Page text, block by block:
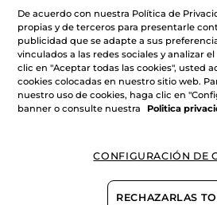
Mini frasco 5 ml
- 28 colores
(986)
9,90€
2 X 1: Maquillaje
Mini
2 X
De acuerdo con nuestra Política de
propias y de terceros para presentarle
publicidad que se adapte a sus
vinculados a las redes sociales y analizar
clic en "Aceptar todas las cookies", usted
cookies colocadas en nuestro sitio web.
nuestro uso de cookies, haga clic en
banner o consulte nuestra
Politica
CONFIGURACIÓN DE
RECHAZARLAS